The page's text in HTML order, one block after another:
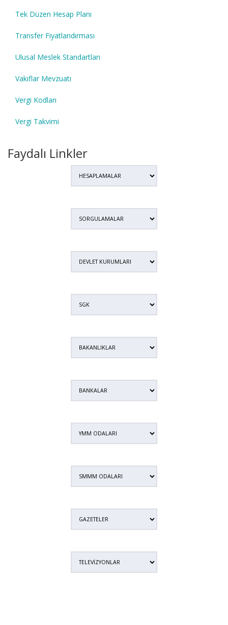
Tek Düzen Hesap Planı
Transfer Fiyatlandırması
Ulusal Meslek Standartları
Vakıflar Mevzuatı
Vergi Kodları
Vergi Takvimi
Faydalı Linkler